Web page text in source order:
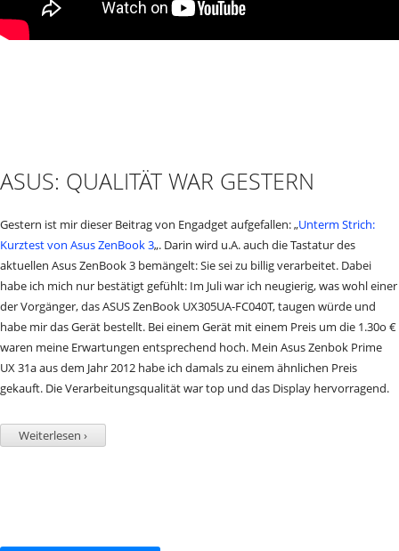
ASUS: QUALITÄT WAR GESTERN
Gestern ist mir dieser Beitrag von Engadget aufgefallen: „Unterm Strich:
Kurztest von Asus ZenBook 3„. Darin wird u.A. auch die Tastatur des
aktuellen Asus ZenBook 3 bemängelt: Sie sei zu billig verarbeitet. Dabei
habe ich mich nur bestätigt gefühlt: Im Juli war ich neugierig, was wohl einer
der Vorgänger, das ASUS ZenBook UX305UA-FC040T, taugen würde und
habe mir das Gerät bestellt. Bei einem Gerät mit einem Preis um die 1.30o €
waren meine Erwartungen entsprechend hoch. Mein Asus Zenbok Prime
UX 31a aus dem Jahr 2012 habe ich damals zu einem ähnlichen Preis
gekauft. Die Verarbeitungsqualität war top und das Display hervorragend.
Weiterlesen ›